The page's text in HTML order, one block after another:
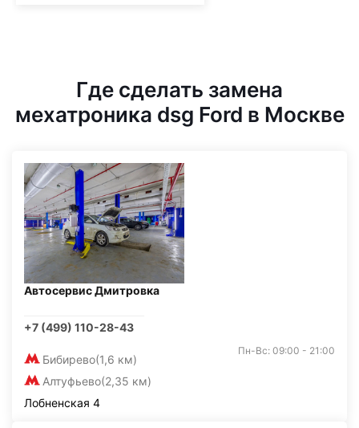
Где сделать замена
мехатроника dsg Ford в Москве
Автосервис Дмитровка
+7 (499) 110-28-43
Бибирево(1,6 км)
Алтуфьево(2,35 км)
Пн-Вс: 09:00 - 21:00
Лобненская 4